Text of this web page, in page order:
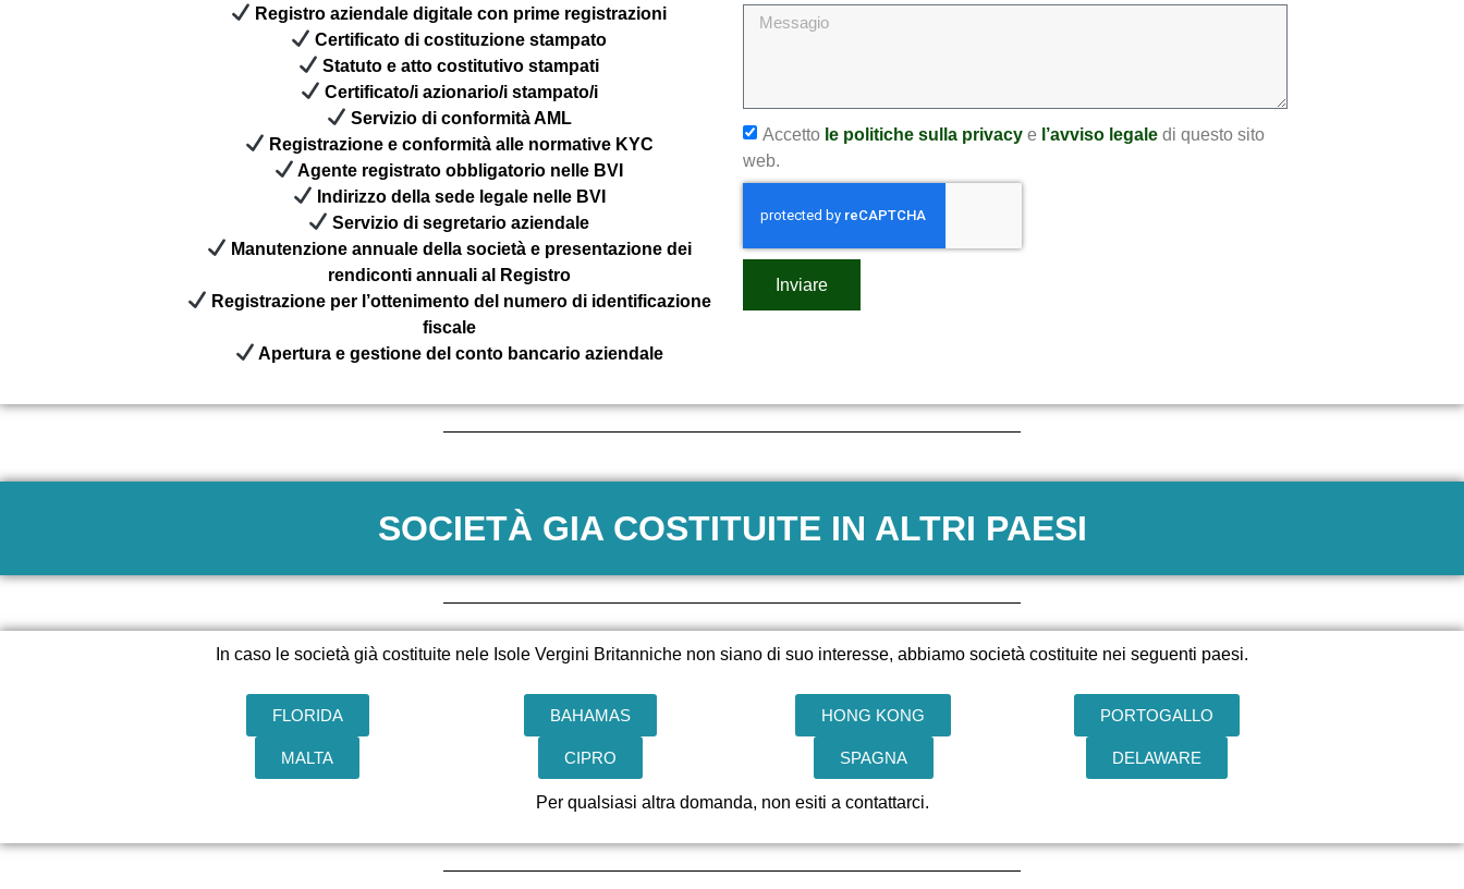
Registro aziendale digitale con prime registrazioni
Certificato di costituzione stampato
Statuto e atto costitutivo stampati
Certificato/i azionario/i stampato/i
Servizio di conformità AML
Registrazione e conformità alle normative KYC
Agente registrato obbligatorio nelle BVI
Indirizzo della sede legale nelle BVI
Servizio di segretario aziendale
Manutenzione annuale della società e presentazione dei
rendiconti annuali al Registro
Registrazione per l’ottenimento del numero di identificazione
fiscale
Apertura e gestione del conto bancario aziendale
Accetto le politiche sulla privacy e l’avviso legale di questo sito
web.
Inviare
SOCIETÀ GIA COSTITUITE IN ALTRI PAESI
In caso le società già costituite nele Isole Vergini Britanniche non siano di suo interesse, abbiamo società costituite nei seguenti paesi.
FLORIDA BAHAMAS HONG KONG PORTOGALLO
MALTA CIPRO SPAGNA DELAWARE
Per qualsiasi altra domanda, non esiti a contattarci.